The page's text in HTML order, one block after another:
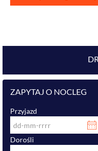
ZAPYTAJ O NOCLEG
Przyjazd
Dorośli